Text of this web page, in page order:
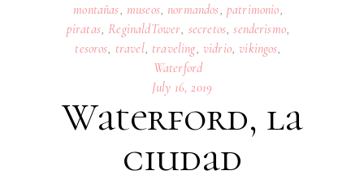
montañas museos, normandos patrimonio
piratas, ReginaldTower secretos ,senderismo,
tesoros travel, traveling vidrio,vikingos
Waterford
July 16, 2019
Waterford, la
ciudad